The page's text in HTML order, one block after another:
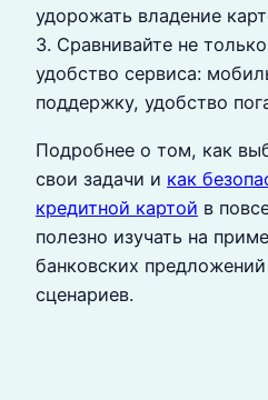
удорожать владение
3. Сравнивайте не
удобство сервиса:
поддержку, удобство
Подробнее о том, как
свои задачи и как
кредитной картой в
полезно изучать на
банковских
сценариев.